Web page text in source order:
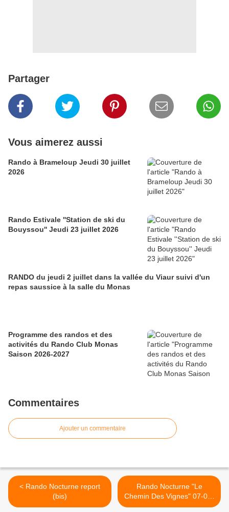
Partager
Vous aimerez aussi
Rando à Brameloup Jeudi 30 juillet
2026
Rando Estivale ''Station de ski du
Bouyssou'' Jeudi 23 juillet 2026
RANDO du jeudi 2 juillet dans la vallée du Viaur suivi d'un
repas saussice à la salle du Monas
Programme des randos et des
activités du Rando Club Monas
Saison 2026-2027
Commentaires
Ajouter un commentaire
< Rando Nocturne report
(bis)
Rando Nocturne "Le
Chemin Des Vignes" 07-06-
2013 >